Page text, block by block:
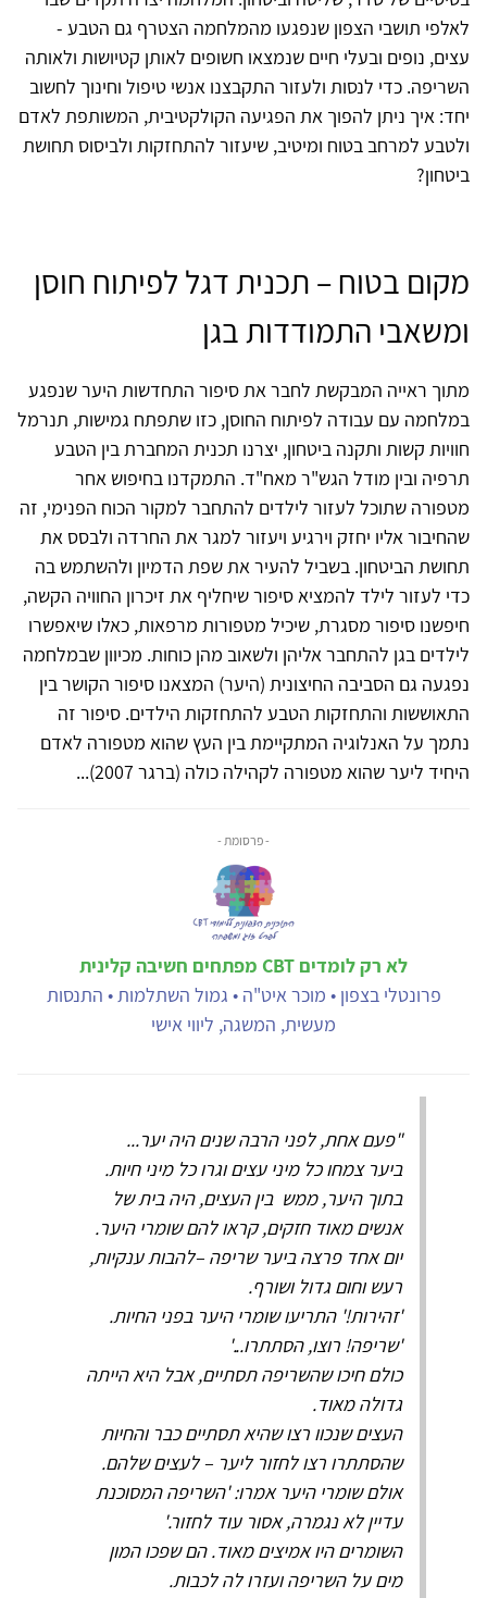
לאלפי תושבי הצפון שנפגעו מהמלחמה הצטרף גם הטבע -
עצים, נופים ובעלי חיים שנמצאו חשופים לאותן קטיושות ולאותה
השריפה. כדי לנסות ולעזור התקבצנו אנשי טיפול וחינוך לחשוב
יחד: איך ניתן להפוך את הפגיעה הקולקטיבית, המשותפת לאדם
ולטבע למרחב בטוח ומיטיב, שיעזור להתחזקות ולביסוס תחושת
ביטחון?
מקום בטוח – תכנית דגל לפיתוח חוסן
ומשאבי התמודדות בגן
מתוך ראייה המבקשת לחבר את סיפור התחדשות היער שנפגע
במלחמה עם עבודה לפיתוח החוסן, כזו שתפתח גמישות, תנרמל
חוויות קשות ותקנה ביטחון, יצרנו תכנית המחברת בין הטבע
תרפיה ובין מודל הגש"ר מאח"ד. התמקדנו בחיפוש אחר
מטפורה שתוכל לעזור לילדים להתחבר למקור הכוח הפנימי, זה
שהחיבור אליו יחזק וירגיע ויעזור למגר את החרדה ולבסס את
תחושת הביטחון. בשביל להעיר את שפת הדמיון ולהשתמש בה
כדי לעזור לילד להמציא סיפור שיחליף את זיכרון החוויה הקשה,
חיפשנו סיפור מסגרת, שיכיל מטפורות מרפאות, כאלו שיאפשרו
לילדים בגן להתחבר אליהן ולשאוב מהן כוחות. מכיוון שבמלחמה
נפגעה גם הסביבה החיצונית (היער) המצאנו סיפור הקושר בין
התאוששות והתחזקות הטבע להתחזקות הילדים. סיפור זה
נתמך על האנלוגיה המתקיימת בין העץ שהוא מטפורה לאדם
היחיד ליער שהוא מטפורה לקהילה כולה (ברגר 2007)...
- פרסומת -
לא רק לומדים CBT מפתחים חשיבה קלינית
פרונטלי בצפון • מוכר איט"ה • גמול השתלמות • התנסות
מעשית, המשגה, ליווי אישי
"פעם אחת, לפני הרבה שנים היה יער...
ביער צמחו כל מיני עצים וגרו כל מיני חיות.
בתוך היער, ממש בין העצים, היה בית של
אנשים מאוד חזקים, קראו להם שומרי היער.
יום אחד פרצה ביער שריפה –להבות ענקיות,
רעש וחום גדול ושורף.
'זהירות!' התריעו שומרי היער בפני החיות.
'שריפה! רוצו, הסתתרו...'
כולם חיכו שהשריפה תסתיים, אבל היא הייתה
גדולה מאוד.
העצים שנכוו רצו שהיא תסתיים כבר והחיות
שהסתתרו רצו לחזור ליער – לעצים שלהם.
אולם שומרי היער אמרו: 'השריפה המסוכנת
עדיין לא נגמרה, אסור עוד לחזור.'
השומרים היו אמיצים מאוד. הם שפכו המון
מים על השריפה ועזרו לה לכבות.